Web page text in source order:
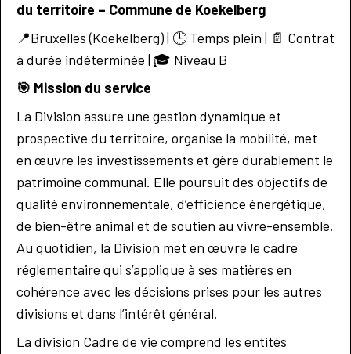
du territoire – Commune de Koekelberg
📍Bruxelles (Koekelberg) | 🕒 Temps plein | 📄 Contrat
à durée indéterminée | 🎓 Niveau B
🎯 Mission du service
La Division assure une gestion dynamique et
prospective du territoire, organise la mobilité, met
en œuvre les investissements et gère durablement le
patrimoine communal. Elle poursuit des objectifs de
qualité environnementale, d’efficience énergétique,
de bien-être animal et de soutien au vivre-ensemble.
Au quotidien, la Division met en œuvre le cadre
réglementaire qui s’applique à ses matières en
cohérence avec les décisions prises pour les autres
divisions et dans l’intérêt général.
La division Cadre de vie comprend les entités